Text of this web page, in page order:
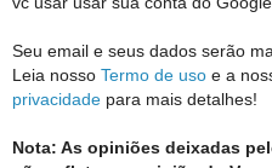
Seu email e seus dados serão
Leia nosso Termo de uso e a
privacidade para mais detalhes!
Nota: As opiniões deixadas